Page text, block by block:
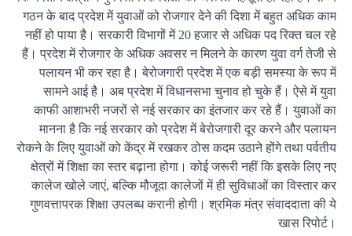
गठन के बाद प्रदेश में युवाओं को रोजगार देने की दिशा में बहुत अधिक काम
नहीं हो पाया है। सरकारी विभागों में 20 हजार से अधिक पद रिक्त चल रहे
हैं। प्रदेश में रोजगार के अधिक अवसर न मिलने के कारण युवा वर्ग तेजी से
पलायन भी कर रहा है। बेरोजगारी प्रदेश में एक बड़ी समस्या के रूप में
सामने आई है। अब प्रदेश में विधानसभा चुनाव हो चुके हैं। ऐसे में युवा
काफी आशाभरी नजरों से नई सरकार का इंतजार कर रहे हैं। युवाओं का
मानना है कि नई सरकार को प्रदेश में बेरोजगारी दूर करने और पलायन
रोकने के लिए युवाओं को केंद्र में रखकर ठोस कदम उठाने होंगे तथा पर्वतीय
क्षेत्रों में शिक्षा का स्तर बढ़ाना होगा। कोई जरूरी नहीं कि इसके लिए नए
कालेज खोले जाएं, बल्कि मौजूदा कालेजों में ही सुविधाओं का विस्तार कर
गुणवत्तापरक शिक्षा उपलब्ध करानी होगी। श्रमिक मंत्र संवाददाता की ये
खास रिपोर्ट।